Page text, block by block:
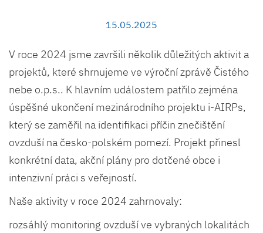
15.05.2025
V roce 2024 jsme završili několik důležitých aktivit a
projektů, které shrnujeme ve výroční zprávě Čistého
nebe o.p.s.. K hlavním událostem patřilo zejména
úspěšné ukončení mezinárodního projektu i-AIRPs,
který se zaměřil na identifikaci příčin znečištění
ovzduší na česko-polském pomezí. Projekt přinesl
konkrétní data, akční plány pro dotčené obce i
intenzivní práci s veřejností.
Naše aktivity v roce 2024 zahrnovaly:
rozsáhlý monitoring ovzduší ve vybraných lokalitách